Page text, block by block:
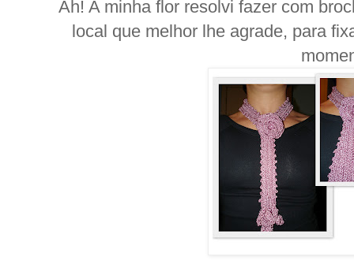
Ah! A minha flor resolvi fazer com
local que melhor lhe agrade, para